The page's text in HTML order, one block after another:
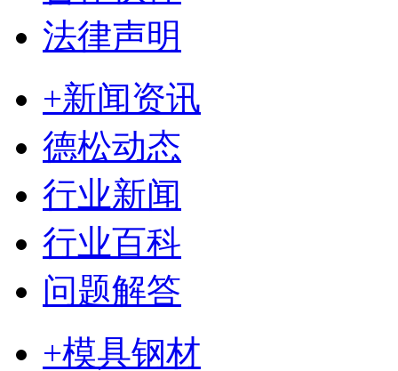
法律声明
+新闻资讯
德松动态
行业新闻
行业百科
问题解答
+模具钢材